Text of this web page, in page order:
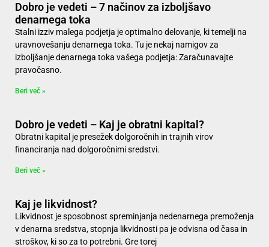
Dobro je vedeti – 7 načinov za izboljšavo
denarnega toka
Stalni izziv malega podjetja je optimalno delovanje, ki temelji na
uravnovešanju denarnega toka. Tu je nekaj namigov za
izboljšanje denarnega toka vašega podjetja: Zaračunavajte
pravočasno.
Beri več »
Dobro je vedeti – Kaj je obratni kapital?
Obratni kapital je presežek dolgoročnih in trajnih virov
financiranja nad dolgoročnimi sredstvi.
Beri več »
Kaj je likvidnost?
Likvidnost je sposobnost spreminjanja nedenarnega premoženja
v denarna sredstva, stopnja likvidnosti pa je odvisna od časa in
stroškov, ki so za to potrebni. Gre torej